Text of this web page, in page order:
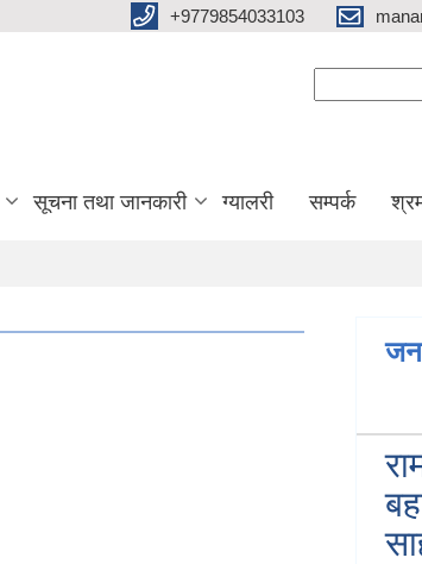
+9779854033103
सूचना तथा जानकारी ग्यालरी सम्पर्क
जन